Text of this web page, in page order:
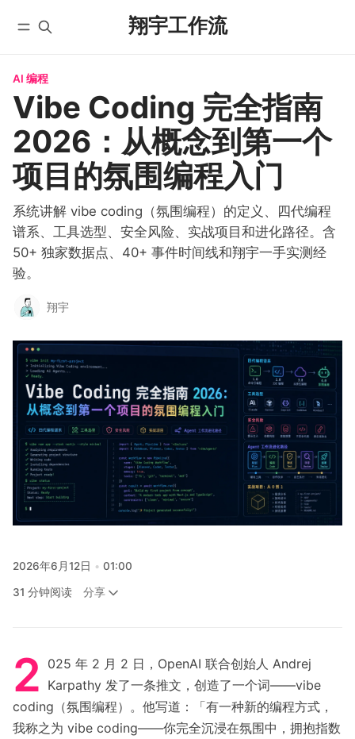
翔宇工作流
首页
自动化工作流
实战教程
入门教程
AI 编程
课程
国内版 FlowUS
国际版 BMC
分类
全部文章
YouTube
微信公众号
X/Twitter
学员实践
AI 编程
Vibe Coding 完全指南
2026：从概念到第一个
项目的氛围编程入门
系统讲解 vibe coding（氛围编程）的定义、四代编程
谱系、工具选型、安全风险、实战项目和进化路径。含
50+ 独家数据点、40+ 事件时间线和翔宇一手实测经
验。
翔宇
2026年6月12日 01:00
31 分钟阅读 分享
2 025 年 2 月 2 日，OpenAI 联合创始人 Andrej
Karpathy 发了一条推文，创造了一个词——vibe
coding（氛围编程）。他写道：「有一种新的编程方式，
我称之为 vibe coding——你完全沉浸在氛围中，拥抱指数